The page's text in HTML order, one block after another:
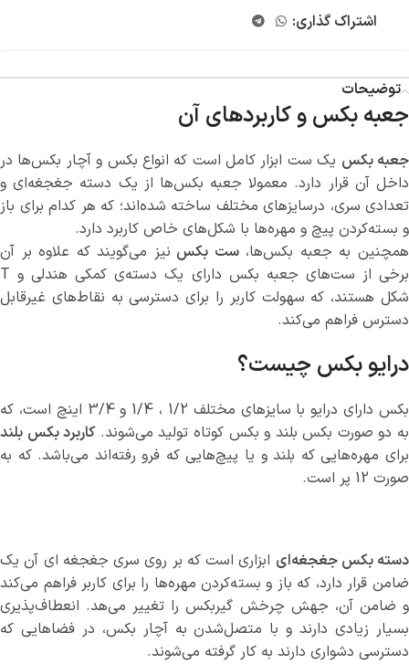
اشتراک گذاری:
توضیحات
جعبه بکس و کاربردهای آن
جعبه بکس یک ست ابزار کامل است که انواع بکس و آچار بکس‌ها در
داخل آن قرار دارد. معمولا جعبه بکس‌ها از یک دسته جغجغه‌ای و
تعدادی سری، درسایزهای مختلف ساخته شده‌‌اند؛ که هر کدام برای باز
و بسته‌کردن پیچ و مهره‌ها با شکل‌های خاص کاربرد دارد.
همچنین به جعبه بکس‌ها،ست بکس نیز می‌گویند که علاوه بر آن
برخی از ست‌های جعبه بکس دارای یک دسته‌ی کمکی هندلی و T
شکل هستند، که سهولت کاربر را برای دسترسی به نقاط‌های غیرقابل
دسترس فراهم می‌کند.
درایو بکس چیست؟
بکس دارای درایو با سایزهای مختلف 1/2 ، 1/4 و 3/4 اینچ است، که
به دو صورت بکس بلند و بکس کوتاه تولید می‌شوند.کاربرد بکس بلند
برای مهره‌هایی که بلند و یا پیچ‌هایی که فرو رفته‌اند می‌باشد. که به
صورت 12 پر است.
دسته بکس جغجغه‌ای ابزاری است که بر روی سری جغجغه ای آن یک
ضامن قرار دارد، که باز و بسته‌کردن مهره‌ها را برای کاربر فراهم می‌کند
و ضامن آن، جهش چرخش گیربکس را تغییر می‌هد. انعطاف‌پذیری
بسیار زیادی دارند و با متصل‌شدن به آچار بکس، در فضاهایی که
دسترسی دشواری دارند به کار گرفته می‌شوند.